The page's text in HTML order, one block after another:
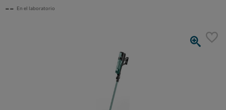
-- En el laboratorio